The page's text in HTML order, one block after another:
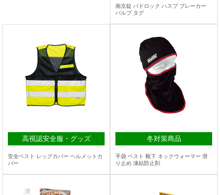
南京錠 パドロック ハスプ ブレーカー
バルブ タグ
高視認安全服・グッズ
安全ベスト レッグカバー ヘルメットカ
バー
冬対策商品
手袋 ベスト 靴下 ネックウォーマー 滑
り止め 凍結防止剤